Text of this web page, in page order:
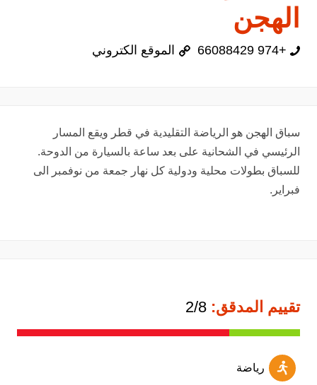
الهجن
+974 66088429 الموقع الكتروني
سباق الهجن هو الرياضة التقليدية في قطر ويقع المسار
الرئيسي في الشحانية على بعد ساعة بالسيارة من الدوحة.
للسباق بطولات محلية ودولية كل نهار جمعة من نوفمبر الى
فبراير.
تقييم المدقق:
رياضة